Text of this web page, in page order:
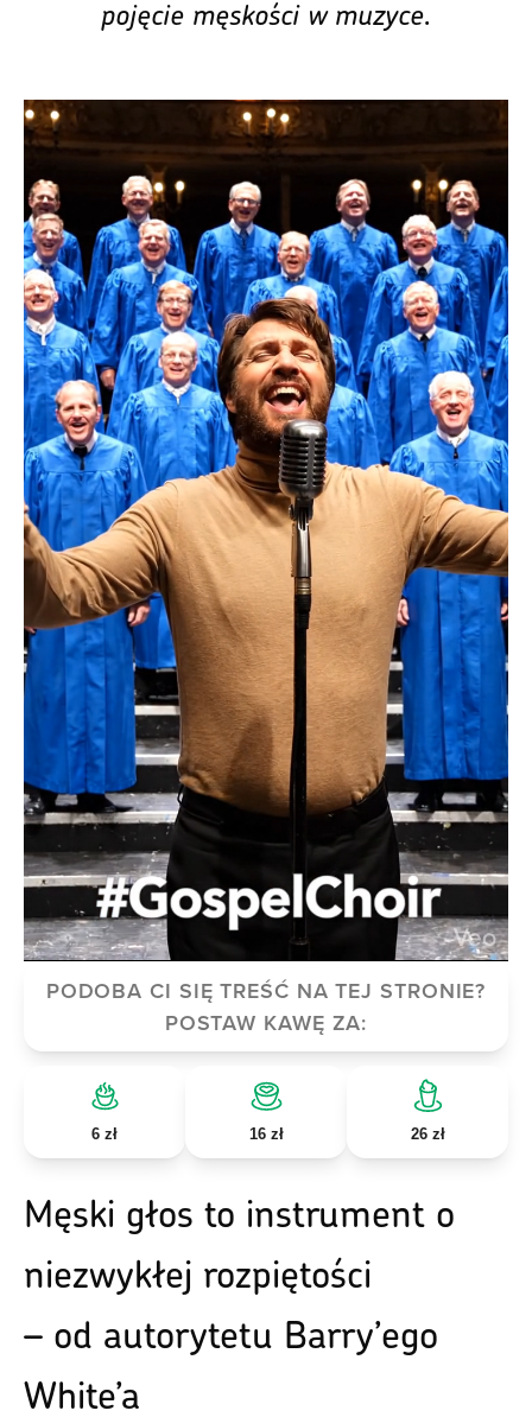
pojęcie męskości w muzyce.
PODOBA CI SIĘ TREŚĆ NA TEJ STRONIE?
POSTAW KAWĘ ZA:
6 zł 16 zł 26 zł
Męski głos to instrument o
niezwykłej rozpiętości
– od autorytetu Barry’ego
White’a